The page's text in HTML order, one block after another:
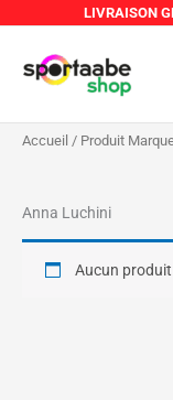
contenu
LIVRAISON
Accueil / Produit
Anna Luchini
Aucun